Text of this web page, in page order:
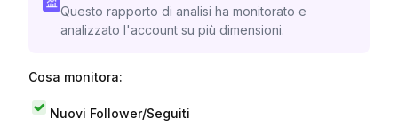
Questo rapporto di analisi ha monitorato e
analizzato l'account su più dimensioni.
Cosa monitora:
Nuovi Follower/Seguiti